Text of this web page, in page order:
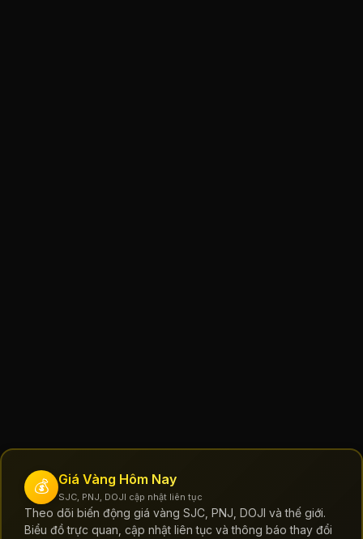
💰 Giá Vàng Hôm Nay
SJC, PNJ, DOJI cập nhật liên tục
Theo dõi biến động giá vàng SJC, PNJ, DOJI và thế giới.
Biểu đồ trực quan, cập nhật liên tục và thông báo thay đổi